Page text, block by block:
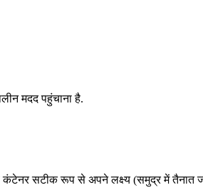
मदद पहुंचाना है.
कंटेनर सटीक रूप से अपने लक्ष्य (समुद्र में